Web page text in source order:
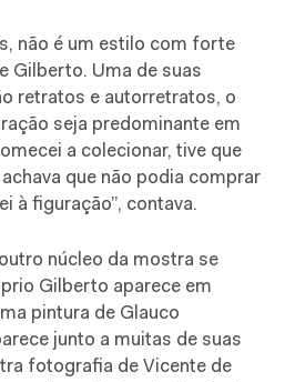
não é um estilo com forte
Gilberto. Uma de suas
retratos e autorretratos, o
seja predominante em
a colecionar, tive que
que não podia comprar
à figuração”, contava.
núcleo da mostra se
Gilberto aparece em
pintura de Glauco
junto a muitas de suas
fotografia de Vicente de